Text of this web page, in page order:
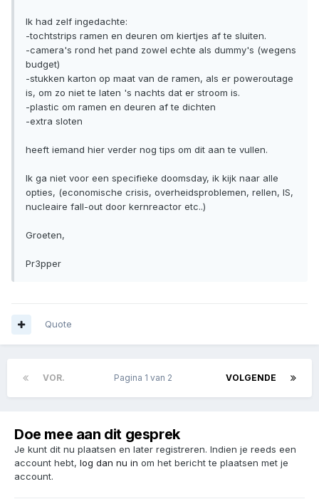
Ik had zelf ingedachte:
-tochtstrips ramen en deuren om kiertjes af te sluiten.
-camera's rond het pand zowel echte als dummy's (wegens
budget)
-stukken karton op maat van de ramen, als er poweroutage
is, om zo niet te laten 's nachts dat er stroom is.
-plastic om ramen en deuren af te dichten
-extra sloten
heeft iemand hier verder nog tips om dit aan te vullen.
Ik ga niet voor een specifieke doomsday, ik kijk naar alle
opties, (economische crisis, overheidsproblemen, rellen, IS,
nucleaire fall-out door kernreactor etc..)
Groeten,
Pr3pper
Quote
VOR. VOLGENDE
Pagina 1 van 2
Doe mee aan dit gesprek
Je kunt dit nu plaatsen en later registreren. Indien je reeds een
account hebt, log dan nu in om het bericht te plaatsen met je
account.